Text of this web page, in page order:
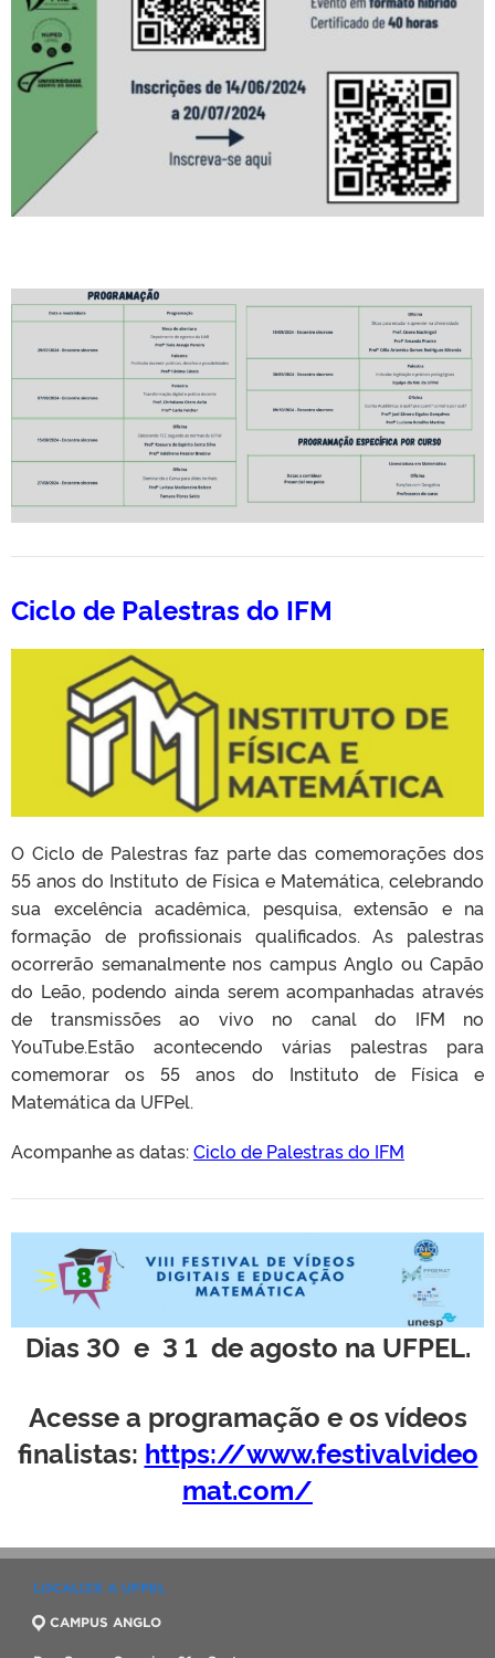
Ciclo de Palestras do IFM
O Ciclo de Palestras faz parte das comemorações dos
55 anos do Instituto de Física e Matemática, celebrando
sua excelência acadêmica, pesquisa, extensão e na
formação de profissionais qualificados. As palestras
ocorrerão semanalmente nos campus Anglo ou Capão
do Leão, podendo ainda serem acompanhadas através
de transmissões ao vivo no canal do IFM no
YouTube.Estão acontecendo várias palestras para
comemorar os 55 anos do Instituto de Física e
Matemática da UFPel.
Acompanhe as datas:Ciclo de Palestras do IFM
Dias 30 e 3 1 de agosto na UFPEL.
Acesse a programação e os vídeos
finalistas: https://www.festivalvideo
mat.com/
LOCALIZE A UFPEL
CAMPUS ANGLO